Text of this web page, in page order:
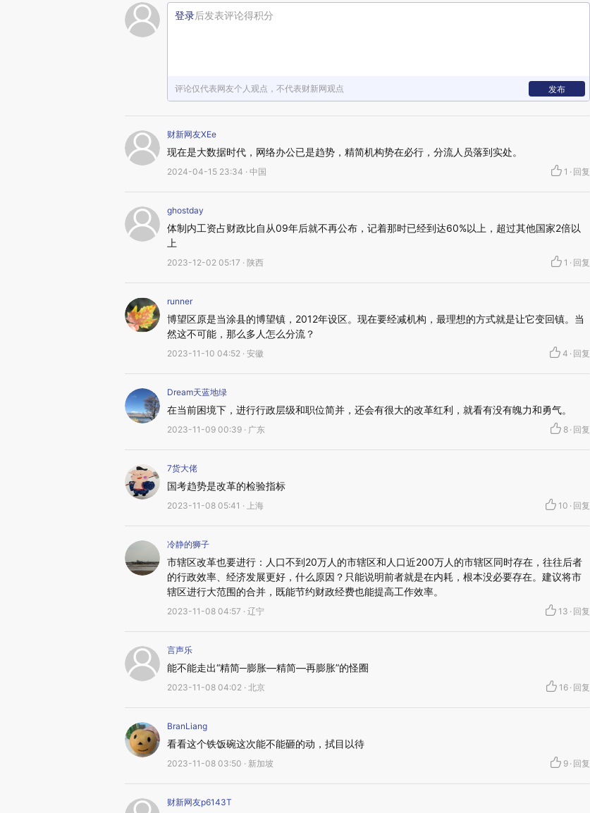
登录后发表评论得积分
评论仅代表网友个人观点，不代表财新网观点 发布
财新网友XEe
现在是大数据时代，网络办公已是趋势，精简机构势在必行，分流人员落到实处。
2024-04-15 23:34 · 中国 1 · 回复
ghostday
体制内工资占财政比自从09年后就不再公布，记着那时已经到达60%以上，超过其他国家2倍以
上
2023-12-02 05:17 · 陕西 1 · 回复
runner
博望区原是当涂县的博望镇，2012年设区。现在要经减机构，最理想的方式就是让它变回镇。当
然这不可能，那么多人怎么分流？
2023-11-10 04:52 · 安徽 4 · 回复
Dream天蓝地绿
在当前困境下，进行行政层级和职位简并，还会有很大的改革红利，就看有没有魄力和勇气。
2023-11-09 00:39 · 广东 8 · 回复
7货大佬
国考趋势是改革的检验指标
2023-11-08 05:41 · 上海 10 · 回复
冷静的狮子
市辖区改革也要进行：人口不到20万人的市辖区和人口近200万人的市辖区同时存在，往往后者
的行政效率、经济发展更好，什么原因？只能说明前者就是在内耗，根本没必要存在。建议将市
辖区进行大范围的合并，既能节约财政经费也能提高工作效率。
2023-11-08 04:57 · 辽宁 13 · 回复
言声乐
能不能走出“精简─膨胀—精简—再膨胀”的怪圈
2023-11-08 04:02 · 北京 16 · 回复
BranLiang
看看这个铁饭碗这次能不能砸的动，拭目以待
2023-11-08 03:50 · 新加坡 9 · 回复
财新网友p6143T